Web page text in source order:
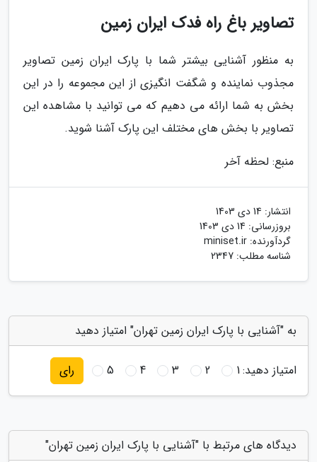
تصاویر باغ راه فدک ایران زمین
به منظور آشنایی بیشتر شما با پارک ایران زمین تصاویر
مجذوب نماینده و شگفت انگیزی از این مجموعه را در این
بخش به شما ارائه می دهیم که می توانید با مشاهده این
تصاویر با بخش های مختلف این پارک آشنا شوید.
منبع: لحظه آخر
انتشار: 14 دی 1403
بروزرسانی: 14 دی 1403
گردآورنده: miniset.ir
شناسه مطلب: 2347
به "آشنایی با پارک ایران زمین تهران" امتیاز دهید
امتیاز دهید:1
2
3
4
5 رای
دیدگاه های مرتبط با "آشنایی با پارک ایران زمین تهران"